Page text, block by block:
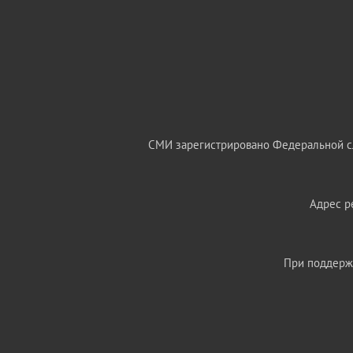
СМИ зарегистрировано Федеральной
Адрес
При